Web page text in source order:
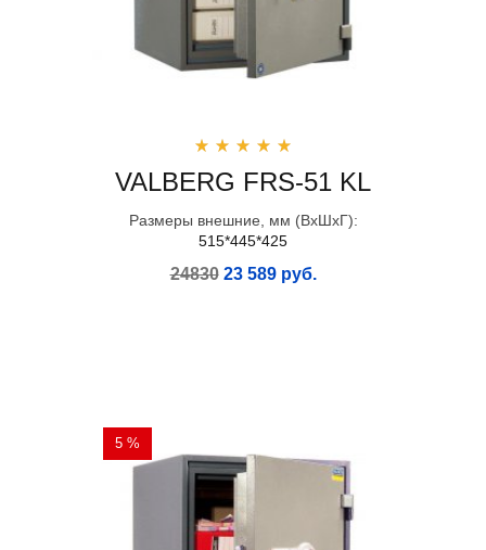
VALBERG FRS-51 KL
Размеры внешние, мм (ВхШхГ):
515*445*425
24830 23 589 руб.
5 %